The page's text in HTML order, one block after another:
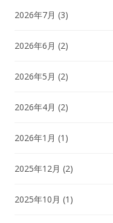
2026年7月 (3)
2026年6月 (2)
2026年5月 (2)
2026年4月 (2)
2026年1月 (1)
2025年12月 (2)
2025年10月 (1)